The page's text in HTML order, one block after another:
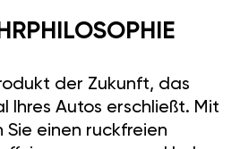
der Zukunft, das
Ihres Autos erschließt. Mit
Sie einen ruckfreien